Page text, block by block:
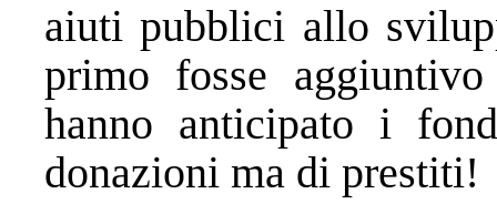
aiuti pubblici allo
primo fosse
hanno anticipato i
donazioni ma di prestiti!